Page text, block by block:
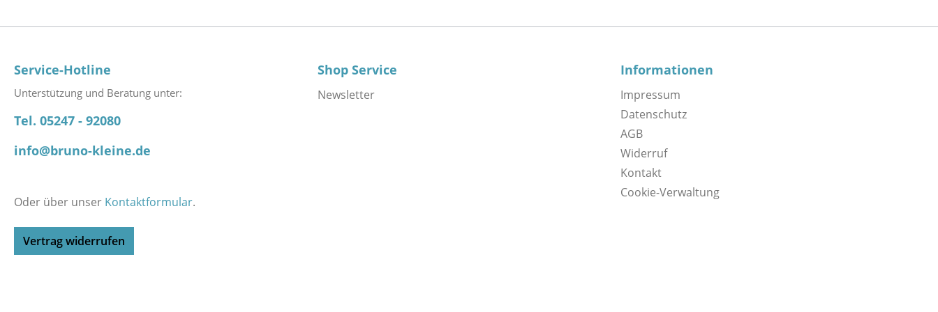
Service-Hotline
Unterstützung und Beratung unter:
Tel. 05247 - 92080
info@bruno-kleine.de
Oder über unser Kontaktformular.
Vertrag widerrufen
Shop Service
Newsletter
Informationen
Impressum
Datenschutz
AGB
Widerruf
Kontakt
Cookie-Verwaltung